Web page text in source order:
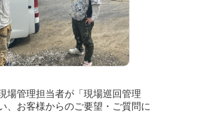
場管理担当者が「現場巡回管理
、お客様からのご要望・ご質問に